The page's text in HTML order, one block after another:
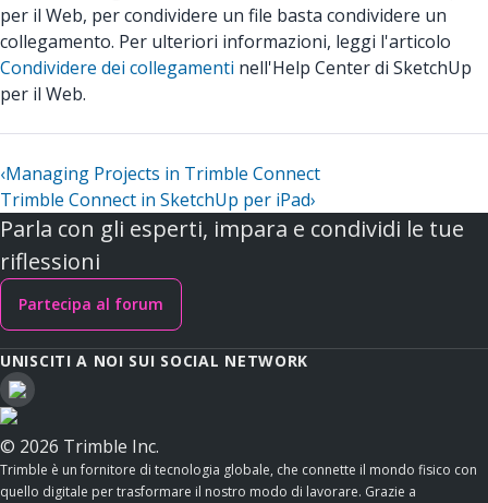
per il Web, per condividere un file basta condividere un
collegamento. Per ulteriori informazioni, leggi l'articolo
Condividere dei collegamenti nell'Help Center di SketchUp
per il Web.
‹Managing Projects in Trimble Connect
Trimble Connect in SketchUp per iPad›
Parla con gli esperti, impara e condividi le tue
riflessioni
Partecipa al forum
UNISCITI A NOI SUI SOCIAL NETWORK
© 2026 Trimble Inc.
Trimble è un fornitore di tecnologia globale, che connette il mondo fisico con
quello digitale per trasformare il nostro modo di lavorare. Grazie a